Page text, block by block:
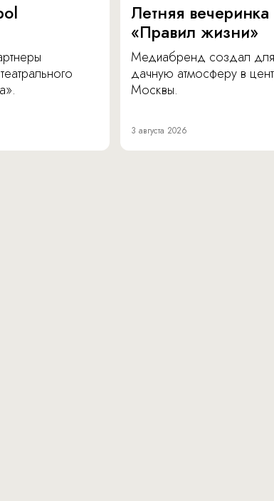
Летняя вечеринка
«Правил жизни»
Медиабренд создал
дачную атмосферу в
Москвы.
3 августа 2026